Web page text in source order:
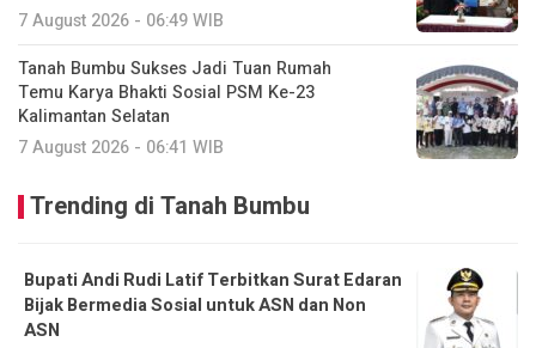
7 August 2026 - 06:49 WIB
Tanah Bumbu Sukses Jadi Tuan Rumah
Temu Karya Bhakti Sosial PSM Ke-23
Kalimantan Selatan
7 August 2026 - 06:41 WIB
Trending di Tanah Bumbu
Bupati Andi Rudi Latif Terbitkan Surat Edaran
Bijak Bermedia Sosial untuk ASN dan Non
ASN